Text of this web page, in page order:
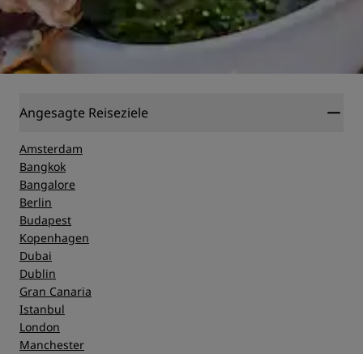
Angesagte Reiseziele
Amsterdam
Bangkok
Bangalore
Berlin
Budapest
Kopenhagen
Dubai
Dublin
Gran Canaria
Istanbul
London
Manchester